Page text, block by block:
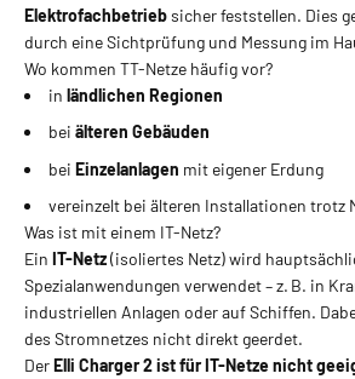
Elektrofachbetriebsicher feststellen. Dies
durch eine Sichtprüfung und Messung im
Wo kommen TT-Netze häufig vor?
in ländlichen Regionen
bei älteren Gebäuden
bei Einzelanlagen mit eigener Erdung
vereinzelt bei älteren Installationen trotz
Was ist mit einem IT-Netz?
Ein IT-Netz(isoliertes Netz) wird
Spezialanwendungen verwendet – z. B. in
industriellen Anlagen oder auf Schiffen.
des Stromnetzes nicht direkt geerdet.
DerElli Charger 2 ist für IT-Netze nicht